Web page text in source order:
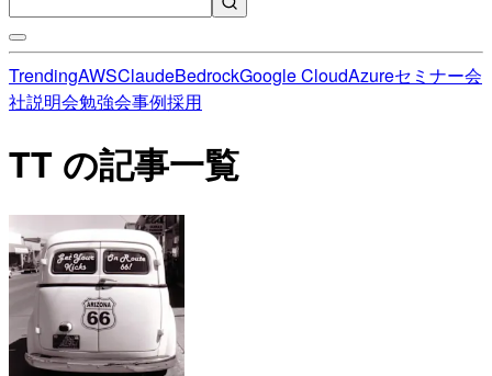
TrendingAWSClaudeBedrockGoogle CloudAzureセミナー会
社説明会勉強会事例採用
TT の記事一覧